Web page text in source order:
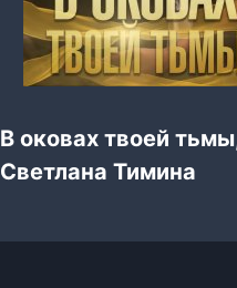
В оковах твоей
Светлана Тимина